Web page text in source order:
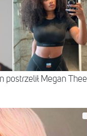
postrzelił Megan Thee